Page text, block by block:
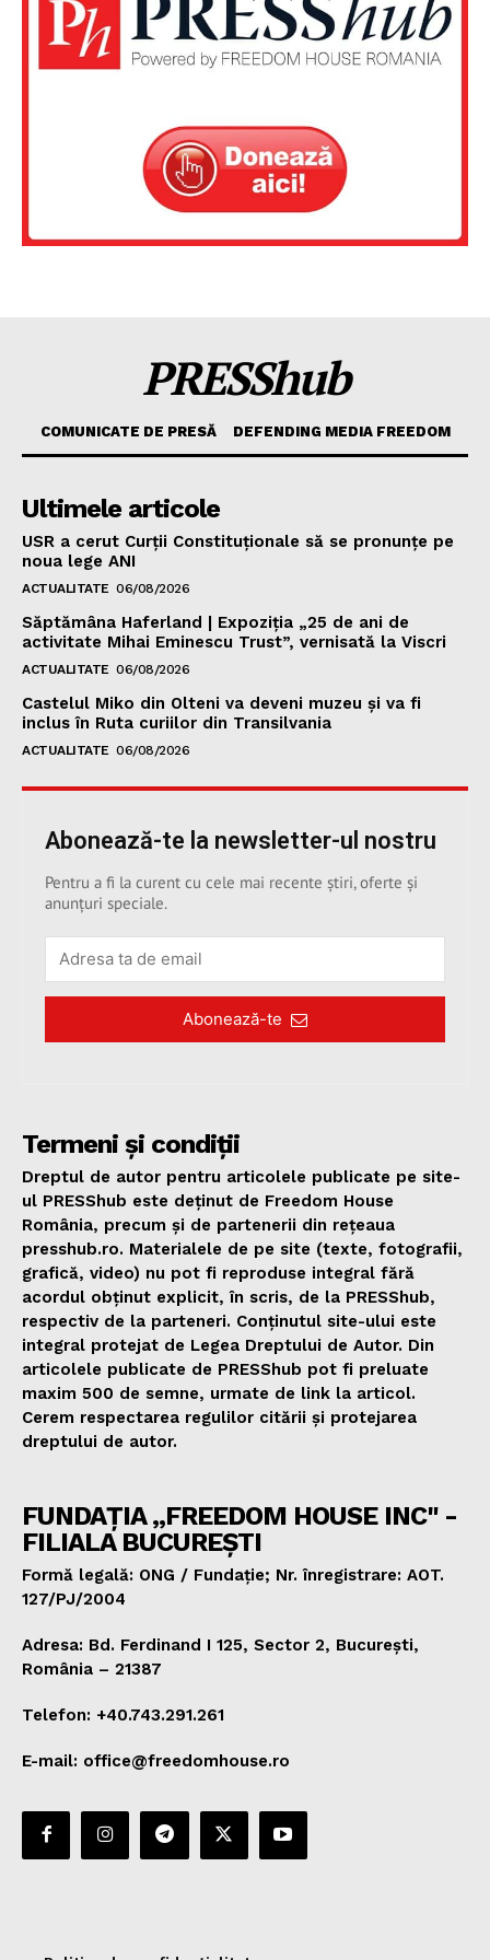
PRESShub
COMUNICATE DE PRESĂ DEFENDING MEDIA FREEDOM
Ultimele articole
USR a cerut Curții Constituționale să se pronunțe pe
noua lege ANI
ACTUALITATE 06/08/2026
Săptămâna Haferland | Expoziţia „25 de ani de
activitate Mihai Eminescu Trust”, vernisată la Viscri
ACTUALITATE 06/08/2026
Castelul Miko din Olteni va deveni muzeu şi va fi
inclus în Ruta curiilor din Transilvania
ACTUALITATE 06/08/2026
Abonează-te la newsletter-ul nostru
Pentru a fi la curent cu cele mai recente știri, oferte și
anunțuri speciale.
Abonează-te
Termeni și condiții
Dreptul de autor pentru articolele publicate pe site-
ul PRESShub este deținut de Freedom House
România, precum și de partenerii din rețeaua
presshub.ro. Materialele de pe site (texte, fotografii,
grafică, video) nu pot fi reproduse integral fără
acordul obținut explicit, în scris, de la PRESShub,
respectiv de la parteneri. Conținutul site-ului este
integral protejat de Legea Dreptului de Autor. Din
articolele publicate de PRESShub pot fi preluate
maxim 500 de semne, urmate de link la articol.
Cerem respectarea regulilor citării și protejarea
dreptului de autor.
FUNDAȚIA „FREEDOM HOUSE INC" -
FILIALA BUCUREȘTI
Formă legală: ONG / Fundație; Nr. înregistrare: AOT.
127/PJ/2004
Adresa: Bd. Ferdinand I 125, Sector 2, București,
România – 21387
Telefon: +40.743.291.261
E-mail: office@freedomhouse.ro